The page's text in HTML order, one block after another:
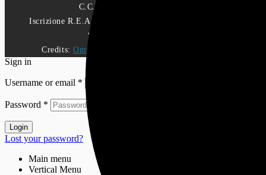
C.C.I.A.A. di Pesaro-Urbino.
Iscrizione R.E.A. di Pesaro-Urbino N.109599 – Capitale
Sociale €.177.000,00 i.v
Credits:Omnia Comunicazione Web Agency Fano
Sign in
Username or email *
Password *
Login
Lost your password?
Main menu
Vertical Menu